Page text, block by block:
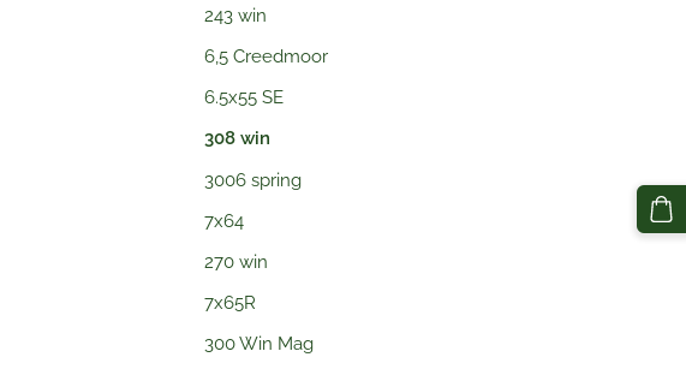
243 win
6,5 Creedmoor
6.5x55 SE
308 win
3006 spring
7x64
270 win
7x65R
300 Win Mag